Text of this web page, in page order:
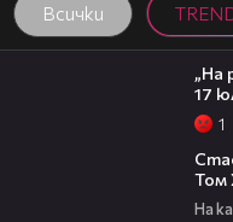
Всички
09:09
„На
17
1
Том
На